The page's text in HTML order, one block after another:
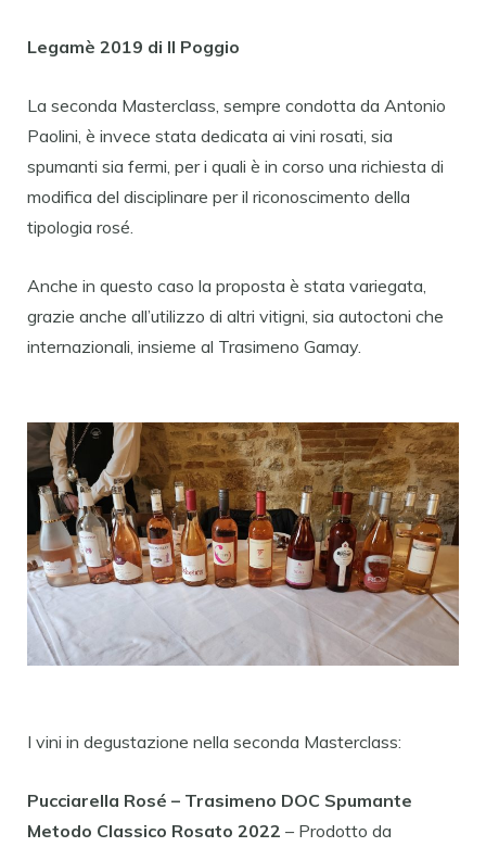
Legamè 2019 di Il Poggio
La seconda Masterclass, sempre condotta da Antonio
Paolini, è invece stata dedicata ai vini rosati, sia
spumanti sia fermi, per i quali è in corso una richiesta di
modifica del disciplinare per il riconoscimento della
tipologia rosé.
Anche in questo caso la proposta è stata variegata,
grazie anche all’utilizzo di altri vitigni, sia autoctoni che
internazionali, insieme al Trasimeno Gamay.
I vini in degustazione nella seconda Masterclass:
Pucciarella Rosé – Trasimeno DOC Spumante
Metodo Classico Rosato 2022 – Prodotto da